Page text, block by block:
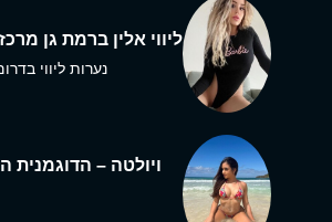
ליווי אלין ברמת גן
נערות ליווי
ויולטה –